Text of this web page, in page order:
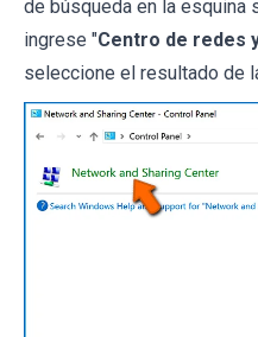
de búsqueda en la esquina
ingrese "Centro de redes
seleccione el resultado de